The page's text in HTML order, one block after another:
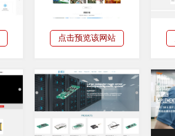
点击预览该网站